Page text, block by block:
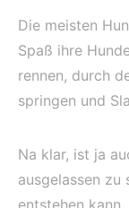
Die meisten
Spaß ihre
rennen, durch
springen und
Na klar, ist ja
ausgelassen zu